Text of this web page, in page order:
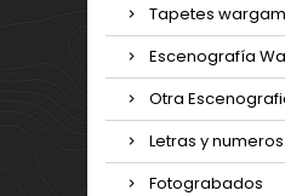
Tapetes
Escenografía
Otra
Letras y
Fotograbados